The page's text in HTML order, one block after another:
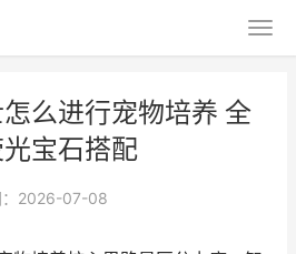
么进行宠物培养 全
宝石搭配
：2026-07-08